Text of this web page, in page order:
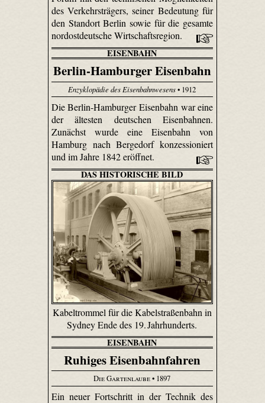
des Verkehrsträgers, seiner Bedeutung für
den Standort Berlin sowie für die gesamte
nordostdeutsche Wirtschaftsregion.
EISENBAHN
Berlin-Hamburger Eisenbahn
Enzyklopädie des Eisenbahnwesens• 1912
Die Berlin-Hamburger Eisenbahn war eine
der ältesten deutschen Eisenbahnen.
Zunächst wurde eine Eisenbahn von
Hamburg nach Bergedorf konzessioniert
und im Jahre 1842 eröffnet.
DAS HISTORISCHE BILD
Kabeltrommel für die Kabelstraßenbahn in
Sydney Ende des 19. Jahrhunderts.
EISENBAHN
Ruhiges Eisenbahnfahren
Die Gartenlaube• 1897
Ein neuer Fortschritt in der Technik des